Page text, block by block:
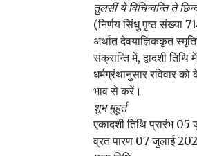
तुलसीं ये विचिन्वन्ति ते
(निर्णय सिंधु पृष्ठ संख्या
अर्थात देवयाज्ञिककृत
संक्रान्ति में, द्वादशी
धर्मग्रंथानुसार रविवार
भाव से करें।
शुभ मुहूर्त
एकादशी तिथि प्रारंभ
व्रत पारण 07 जुलाई